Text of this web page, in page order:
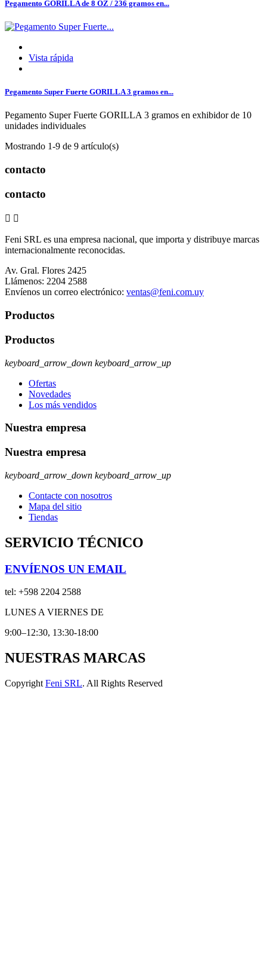
Pegamento GORILLA de 8 OZ / 236 gramos en...
Vista rápida
Pegamento Super Fuerte GORILLA 3 gramos en...
Pegamento Super Fuerte GORILLA 3 gramos en exhibidor de 10
unidades individuales
Mostrando 1-9 de 9 artículo(s)
contacto
contacto
 
Feni SRL es una empresa nacional, que importa y distribuye marcas
internacionalmente reconocidas.
Av. Gral. Flores 2425
Llámenos: 2204 2588
Envíenos un correo electrónico: ventas@feni.com.uy
Productos
Productos
keyboard_arrow_down keyboard_arrow_up
Ofertas
Novedades
Los más vendidos
Nuestra empresa
Nuestra empresa
keyboard_arrow_down keyboard_arrow_up
Contacte con nosotros
Mapa del sitio
Tiendas
SERVICIO TÉCNICO
ENVÍENOS UN EMAIL
tel: +598 2204 2588
LUNES A VIERNES DE
9:00–12:30, 13:30-18:00
NUESTRAS MARCAS
Copyright Feni SRL. All Rights Reserved